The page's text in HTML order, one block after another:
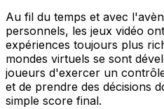
Au fil du temps et avec
personnels, les jeux vidéo
expériences toujours plus
mondes virtuels se sont
joueurs d'exercer un
et de prendre des décisions
simple score final.